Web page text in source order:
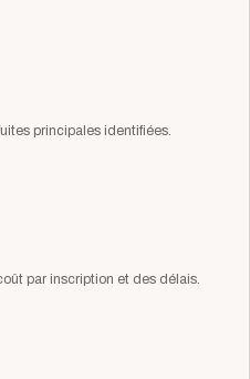
principales identifiées.
par inscription et des délais.